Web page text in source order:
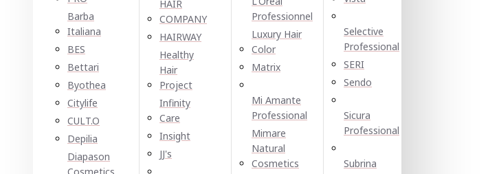
Barba
Italiana
BES
Bettari
Byothea
Citylife
CULT.O
Depilia
Diapason
HAIR
COMPANY
HAIRWAY
Healthy
Hair
Project
Infinity
Care
Insight
JJ's
Professionnel
Luxury Hair
Color
Matrix
Mi Amante
Professional
Mimare
Natural
Cosmetics
Selective
Professional
SERI
Sendo
Sicura
Professional
Subrina